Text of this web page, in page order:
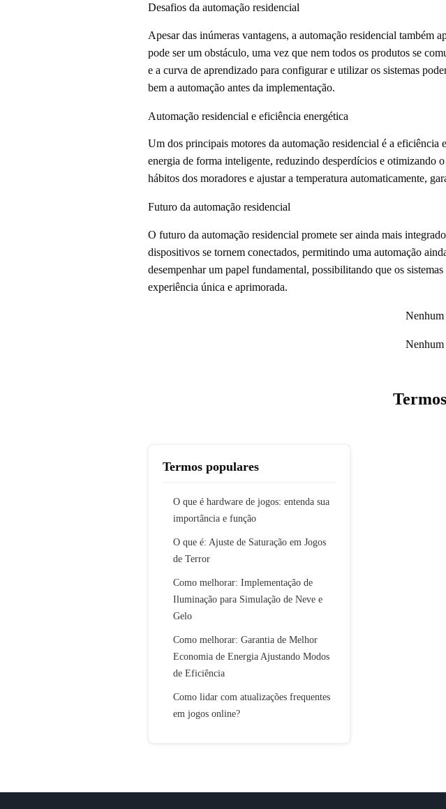
Desafios da automação residencial
Apesar das inúmeras vantagens, a automação residencial também
pode ser um obstáculo, uma vez que nem todos os produtos se
e a curva de aprendizado para configurar e utilizar os sistemas
bem a automação antes da implementação.
Automação residencial e eficiência energética
Um dos principais motores da automação residencial é a eficiência
energia de forma inteligente, reduzindo desperdícios e otimizando
hábitos dos moradores e ajustar a temperatura automaticamente,
Futuro da automação residencial
O futuro da automação residencial promete ser ainda mais
dispositivos se tornem conectados, permitindo uma automação
desempenhar um papel fundamental, possibilitando que os
experiência única e aprimorada.
Nenhum
Nenhum
Termos populares
O que é hardware de jogos: entenda sua
importância e função
O que é: Ajuste de Saturação em Jogos
de Terror
Como melhorar: Implementação de
Iluminação para Simulação de Neve e
Gelo
Como melhorar: Garantia de Melhor
Economia de Energia Ajustando Modos
de Eficiência
Como lidar com atualizações frequentes
em jogos online?